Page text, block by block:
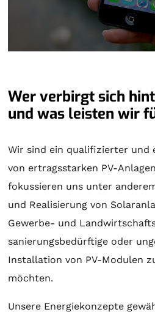
Wer verbirgt sich
und was leisten wir
Wir sind ein qualifizierter und
von ertragsstarken PV-
fokussieren uns unter
und Realisierung von
Gewerbe- und
sanierungsbedürftige oder
Installation von PV-Modulen
möchten.
Unsere Energiekonzepte